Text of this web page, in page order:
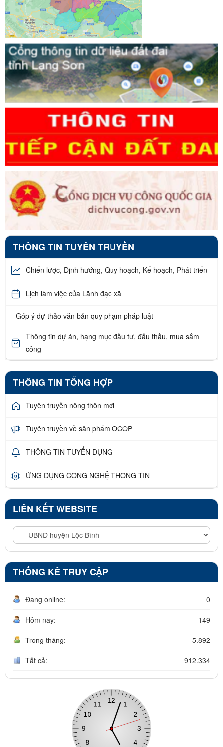
THÔNG TIN TUYÊN TRUYỀN
Chiến lược, Định hướng, Quy hoạch, Kế hoạch, Phát triển
Lịch làm việc của Lãnh đạo xã
Góp ý dự thảo văn bản quy phạm pháp luật
Thông tin dự án, hạng mục đầu tư, đấu thầu, mua sắm
công
THÔNG TIN TỔNG HỢP
Tuyên truyền nông thôn mới
Tuyên truyền về sản phẩm OCOP
THÔNG TIN TUYỂN DỤNG
ỨNG DỤNG CÔNG NGHỆ THÔNG TIN
LIÊN KẾT WEBSITE
THỐNG KÊ TRUY CẬP
Đang online: 0
Hôm nay: 149
Trong tháng: 5.892
Tất cả: 912.334